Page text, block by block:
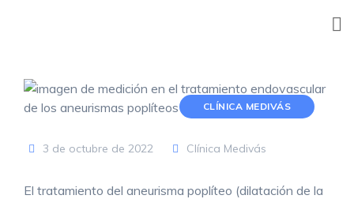
CLÍNICA MEDIVÁS
3 de octubre de 2022 Clínica Medivás
El tratamiento del aneurisma poplíteo (dilatación de la